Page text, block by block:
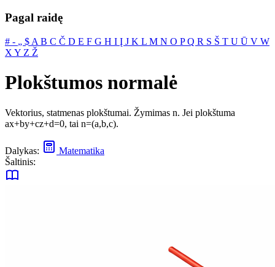
Pagal raidę
# ‐ „ $ A B C Č D E F G H I Į J K L M N O PQ R S Š T U Ū V W
X Y Z Ž
Plokštumos normalė
Vektorius, statmenas plokštumai. Žymimas n. Jei plokštuma
ax+by+cz+d=0, tai n=(a,b,c).
Dalykas:
Matematika
Šaltinis: